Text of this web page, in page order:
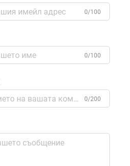
0/100
0/100
0/200